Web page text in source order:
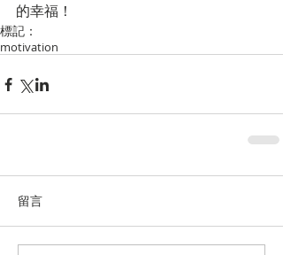
的幸福！
標記：
motivation
留言